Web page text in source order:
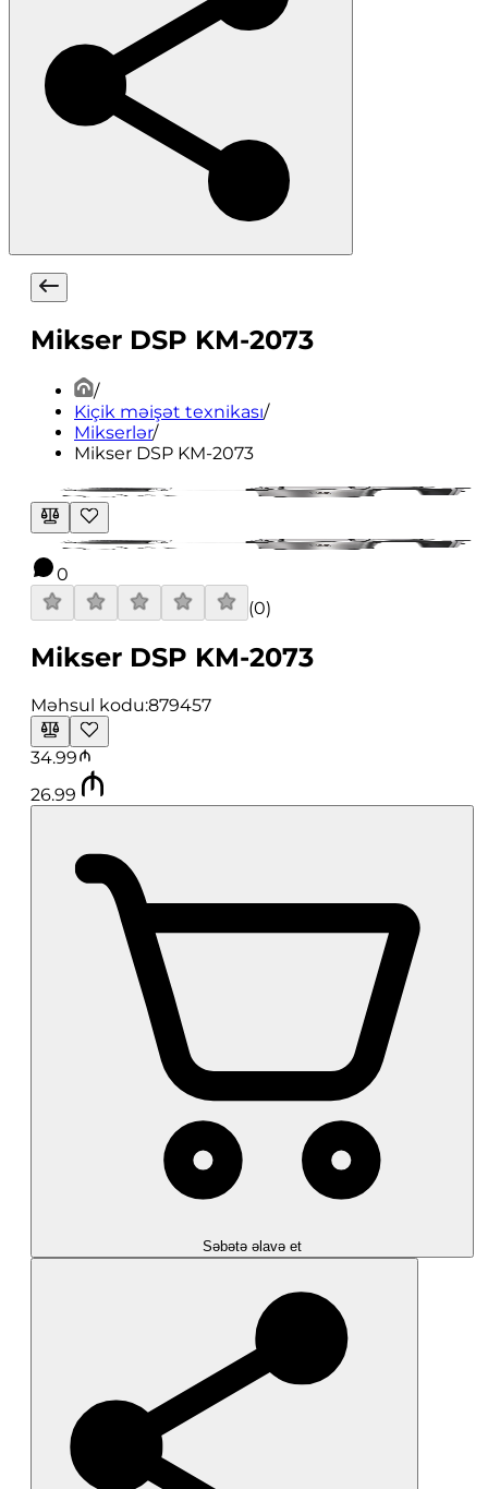
Mikser DSP KM-2073
/
Kiçik məişət texnikası/
Mikserlər/
Mikser DSP KM-2073
0
(0)
Mikser DSP KM-2073
Məhsul kodu:879457
34.99
26.99
Səbətə əlavə et